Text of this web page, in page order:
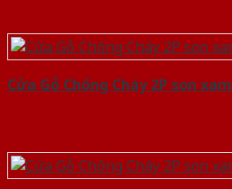
Cửa Gỗ Chống Cháy 2P son xam